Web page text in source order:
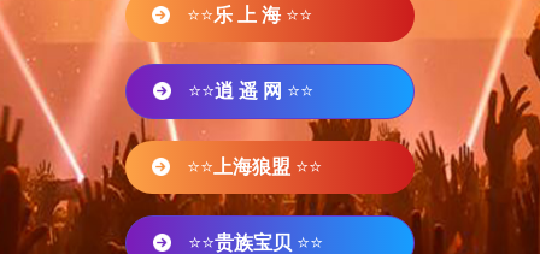
⭐⭐乐 上 海 ⭐⭐
⭐⭐逍 遥 网 ⭐⭐
⭐⭐ 上海狼盟 ⭐⭐
⭐⭐贵族宝贝 ⭐⭐